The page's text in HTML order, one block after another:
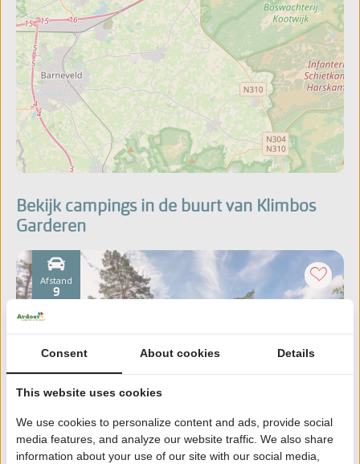
Bekijk campings in de buurt van Klimbos
Garderen
Afstand
9
Consent About cookies Details
This website uses cookies
We use cookies to personalize content and ads, provide social
media features, and analyze our website traffic. We also share
information about your use of our site with our social media,